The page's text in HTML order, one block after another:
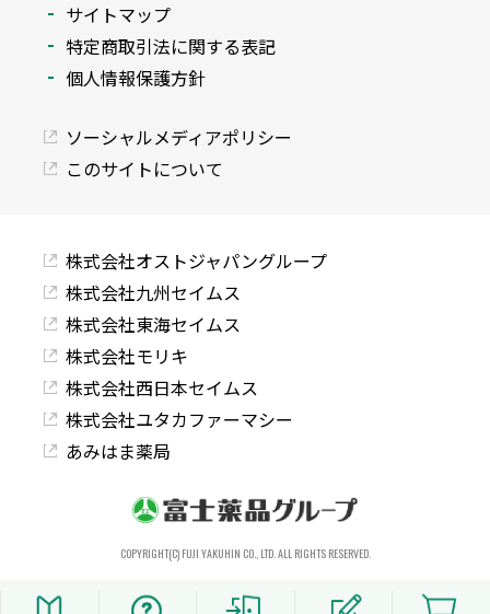
サイトマップ
特定商取引法に関する表記
個人情報保護方針
ソーシャルメディアポリシー
このサイトについて
株式会社オストジャパングループ
株式会社九州セイムス
株式会社東海セイムス
株式会社モリキ
株式会社西日本セイムス
株式会社ユタカファーマシー
あみはま薬局
COPYRIGHT(C) FUJI YAKUHIN CO., LTD. ALL RIGHTS RESERVED.